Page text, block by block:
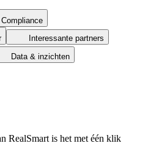
Compliance
Interessante partners
Data & inzichten
RealSmart is het met één klik